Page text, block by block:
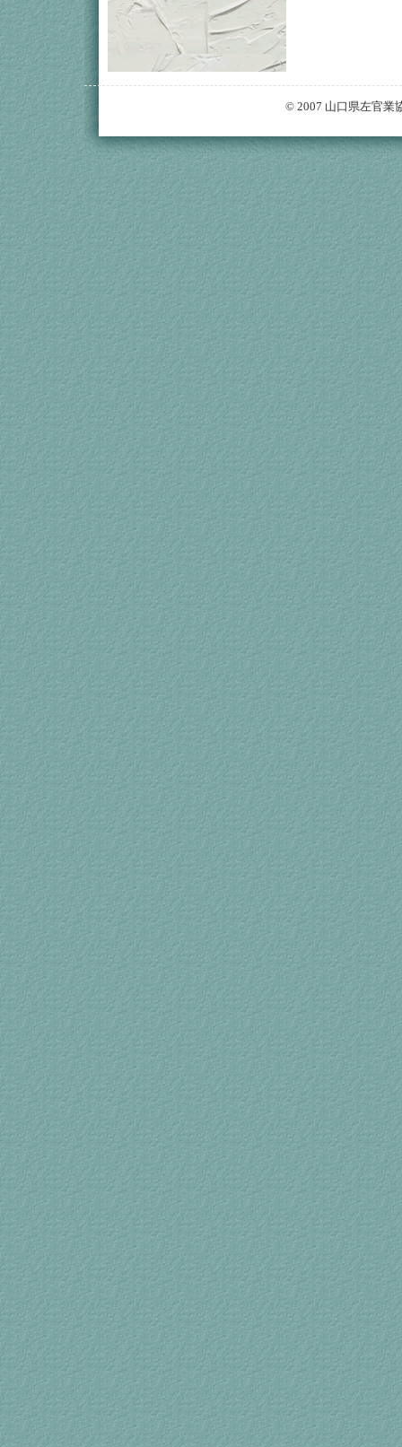
© 2007 山口県左官業